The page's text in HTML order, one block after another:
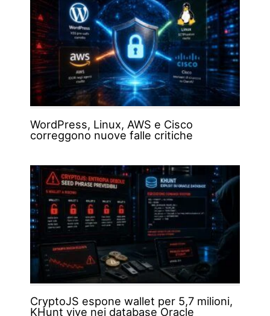
WordPress, Linux, AWS e Cisco
correggono nuove falle critiche
CryptoJS espone wallet per 5,7 milioni,
KHunt vive nei database Oracle